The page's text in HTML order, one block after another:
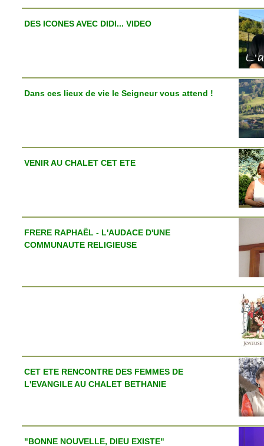
DES ICONES AVEC DIDI... VIDEO
Dans ces lieux de vie le Seigneur vous attend !
VENIR AU CHALET CET ETE
FRERE RAPHAËL - L'AUDACE D'UNE
COMMUNAUTE RELIGIEUSE
CET ETE RENCONTRE DES FEMMES DE
L'EVANGILE AU CHALET BETHANIE
"BONNE NOUVELLE, DIEU EXISTE"